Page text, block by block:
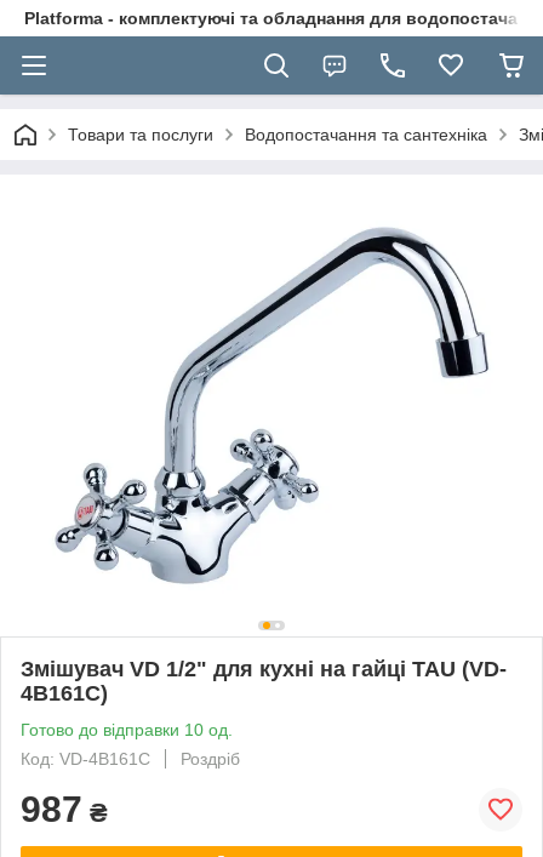
Platforma - комплектуючі та обладнання для
Товари та послуги Водопостачання та сантехніка
Змішувач VD 1/2" для кухні на гайці TAU (VD-
4B161C)
Готово до відправки 10 од.
Код: VD-4B161C
Роздріб
987 ₴